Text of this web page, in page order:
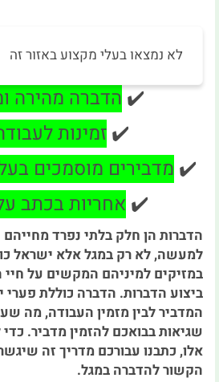
לא נמצאו בעלי מקצוע באזור זה
✔️ הדברה מהירה
✔️זמינות לעבודה
✔️ מדבירים מוסמכים
✔️ אחריות בכתב
הדברות הן חלק בלתי נפרד
למעשה, לא רק במגל אלא ישראל
במזיקים למיניהם המקשים על חיי
ביצוע הדברות. הדברה כוללת פערי
המדביר לבין מזמין העבודה, מה
שגיאות בבואכם להזמין מדביר.
אלו, כתבנו עבורכם מדריך זה
הקשור להדברה במגל.